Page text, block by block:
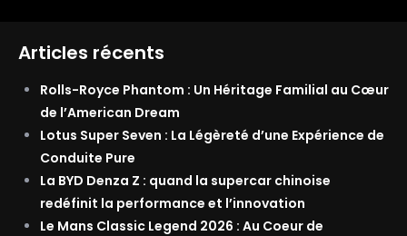
Articles récents
Rolls-Royce Phantom : Un Héritage Familial au Cœur
de l’American Dream
Lotus Super Seven : La Légèreté d’une Expérience de
Conduite Pure
La BYD Denza Z : quand la supercar chinoise
redéfinit la performance et l’innovation
Le Mans Classic Legend 2026 : Au Coeur de